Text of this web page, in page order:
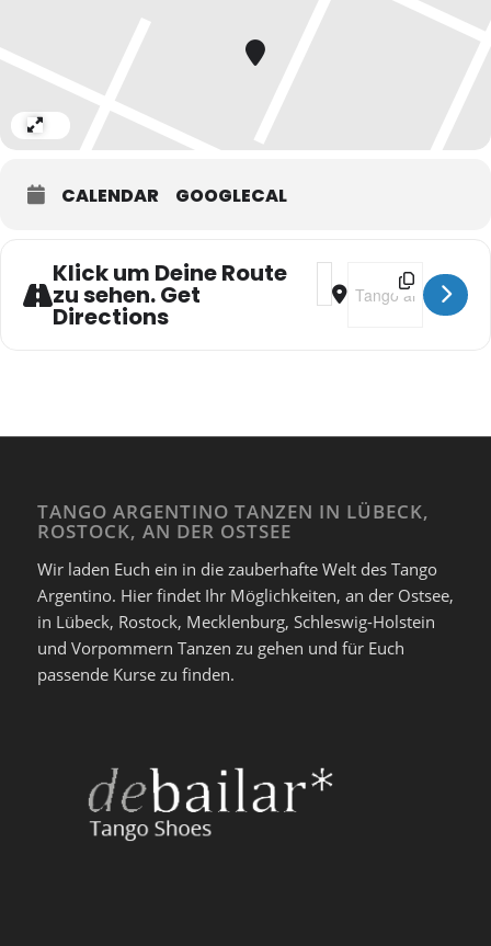
CALENDAR GOOGLECAL
Klick um Deine Route
zu sehen. Get
Directions
Address - OFFENER
Destination
TANGO ARGENTINO TANZEN IN LÜBECK,
ROSTOCK, AN DER OSTSEE
Wir laden Euch ein in die zauberhafte Welt des Tango
Argentino. Hier findet Ihr Möglichkeiten, an der Ostsee,
in Lübeck, Rostock, Mecklenburg, Schleswig-Holstein
und Vorpommern Tanzen zu gehen und für Euch
passende Kurse zu finden.